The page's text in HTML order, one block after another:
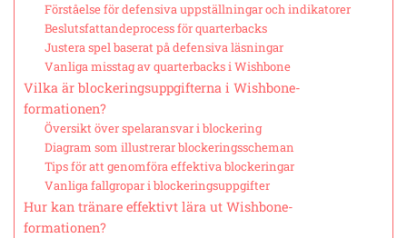
Förståelse för defensiva uppställningar och indikatorer
Beslutsfattandeprocess för quarterbacks
Justera spel baserat på defensiva läsningar
Vanliga misstag av quarterbacks i Wishbone
Vilka är blockeringsuppgifterna i Wishbone-
formationen?
Översikt över spelaransvar i blockering
Diagram som illustrerar blockeringsscheman
Tips för att genomföra effektiva blockeringar
Vanliga fallgropar i blockeringsuppgifter
Hur kan tränare effektivt lära ut Wishbone-
formationen?